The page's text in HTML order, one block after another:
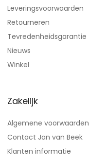
Leveringsvoorwaarden
Retourneren
Tevredenheidsgarantie
Nieuws
Winkel
Zakelijk
Algemene voorwaarden
Contact Jan van Beek
Klanten informatie